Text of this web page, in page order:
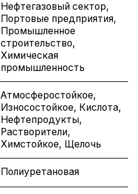
Нефтегазовый сектор,
Портовые предприятия,
Промышленное
строительство,
Химическая
промышленность
Атмосферостойкое,
Износостойкое, Кислота,
Нефтепродукты,
Растворители,
Химстойкое, Щелочь
Полиуретановая